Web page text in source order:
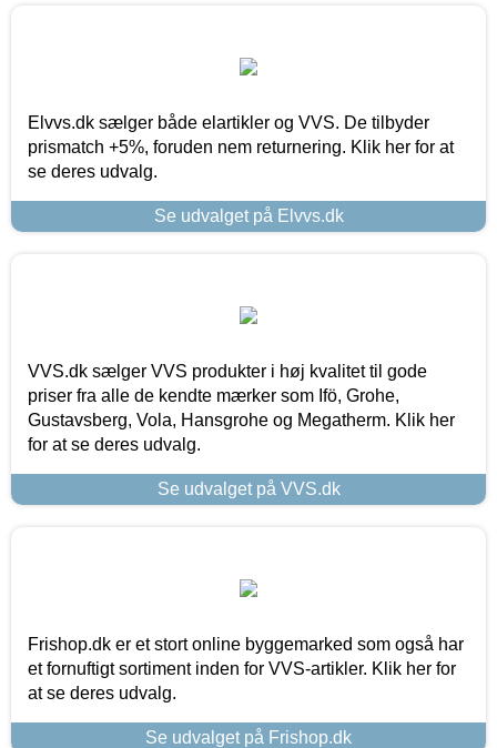
Elvvs.dk sælger både elartikler og VVS. De tilbyder
prismatch +5%, foruden nem returnering. Klik her for at
se deres udvalg.
Se udvalget på Elvvs.dk
VVS.dk sælger VVS produkter i høj kvalitet til gode
priser fra alle de kendte mærker som Ifö, Grohe,
Gustavsberg, Vola, Hansgrohe og Megatherm. Klik her
for at se deres udvalg.
Se udvalget på VVS.dk
Frishop.dk er et stort online byggemarked som også har
et fornuftigt sortiment inden for VVS-artikler. Klik her for
at se deres udvalg.
Se udvalget på Frishop.dk